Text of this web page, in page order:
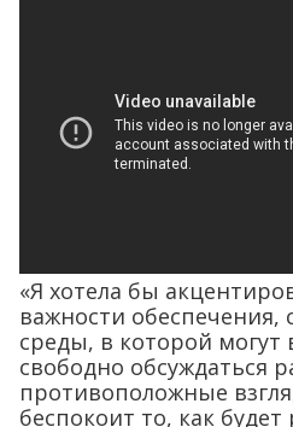
«Я хотела бы
важности обеспечения,
среды, в которой могут
свободно обсуждаться
противоположные
беспокоит то, как